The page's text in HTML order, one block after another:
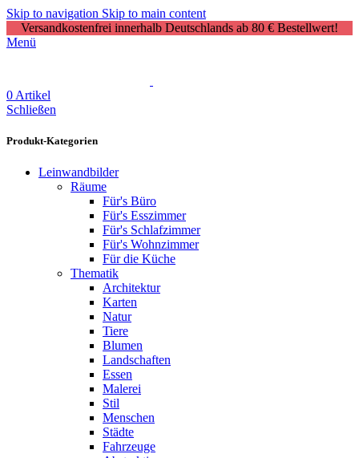
Skip to navigation Skip to main content
Versandkostenfrei innerhalb Deutschlands ab 80 € Bestellwert!
Menü
0 Artikel
Schließen
Produkt-Kategorien
Leinwandbilder
Räume
Für's Büro
Für's Esszimmer
Für's Schlafzimmer
Für's Wohnzimmer
Für die Küche
Thematik
Architektur
Karten
Natur
Tiere
Blumen
Landschaften
Essen
Malerei
Stil
Menschen
Städte
Fahrzeuge